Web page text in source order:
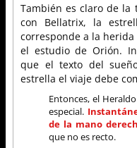
También es claro de la
con Bellatrix, la
corresponde a la
el estudio de Orión.
que el texto del
estrella el viaje debe
Entonces, el
especial.
de la mano
que no es recto.